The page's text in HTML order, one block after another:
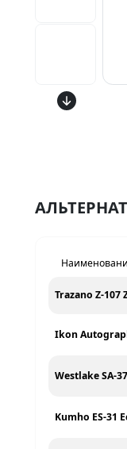
Trazano Z-107
Ikon
Westlake SA-
Kumho ES-31